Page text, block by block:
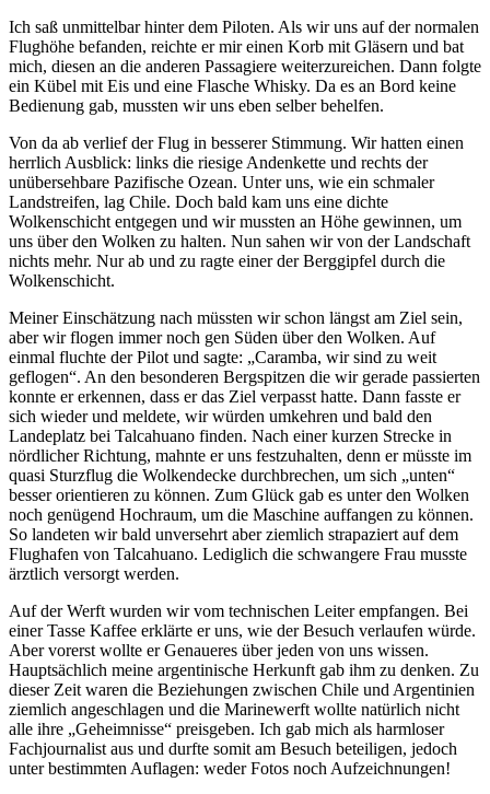
Ich saß unmittelbar hinter dem Piloten. Als wir uns auf der normalen
Flughöhe befanden, reichte er mir einen Korb mit Gläsern und bat
mich, diesen an die anderen Passagiere weiterzureichen. Dann folgte
ein Kübel mit Eis und eine Flasche Whisky. Da es an Bord keine
Bedienung gab, mussten wir uns eben selber behelfen.
Von da ab verlief der Flug in besserer Stimmung. Wir hatten einen
herrlich Ausblick: links die riesige Andenkette und rechts der
unübersehbare Pazifische Ozean. Unter uns, wie ein schmaler
Landstreifen, lag Chile. Doch bald kam uns eine dichte
Wolkenschicht entgegen und wir mussten an Höhe gewinnen, um
uns über den Wolken zu halten. Nun sahen wir von der Landschaft
nichts mehr. Nur ab und zu ragte einer der Berggipfel durch die
Wolkenschicht.
Meiner Einschätzung nach müssten wir schon längst am Ziel sein,
aber wir flogen immer noch gen Süden über den Wolken. Auf
einmal fluchte der Pilot und sagte:
Caramba, wir sind zu weit
geflogen . An den besonderen Bergspitzen die wir gerade passierten
konnte er erkennen, dass er das Ziel verpasst hatte. Dann fasste er
sich wieder und meldete, wir würden umkehren und bald den
Landeplatz bei Talcahuano finden. Nach einer kurzen Strecke in
nördlicher Richtung, mahnte er uns festzuhalten, denn er müsste im
quasi Sturzflug die Wolkendecke durchbrechen, um sich
unten
besser orientieren zu können. Zum Glück gab es unter den Wolken
noch genügend Hochraum, um die Maschine auffangen zu können.
So landeten wir bald unversehrt aber ziemlich strapaziert auf dem
Flughafen von Talcahuano. Lediglich die schwangere Frau musste
ärztlich versorgt werden.
Auf der Werft wurden wir vom technischen Leiter empfangen. Bei
einer Tasse Kaffee erklärte er uns, wie der Besuch verlaufen würde.
Aber vorerst wollte er Genaueres über jeden von uns wissen.
Hauptsächlich meine argentinische Herkunft gab ihm zu denken. Zu
dieser Zeit waren die Beziehungen zwischen Chile und Argentinien
ziemlich angeschlagen und die Marinewerft wollte natürlich nicht
alle ihre
Geheimnisse
preisgeben. Ich gab mich als harmloser
Fachjournalist aus und durfte somit am Besuch beteiligen, jedoch
unter bestimmten Auflagen: weder Fotos noch Aufzeichnungen!